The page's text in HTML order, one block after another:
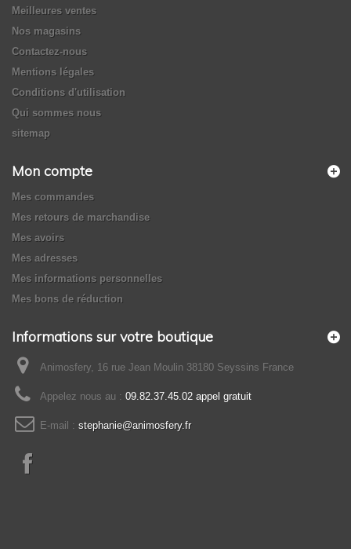
Meilleures ventes
Nos magasins
Contactez-nous
Mentions légales
Conditions d'utilisation
Qui sommes nous
sitemap
Mon compte
Mes commandes
Mes retours de marchandise
Mes avoirs
Mes adresses
Mes informations personnelles
Mes bons de réduction
Informations sur votre boutique
Animosfery, 16 rue Jean Moulin 38180 Seyssins France
Appelez nous au : 09.82.37.45.02 appel gratuit
E-mail : stephanie@animosfery.fr